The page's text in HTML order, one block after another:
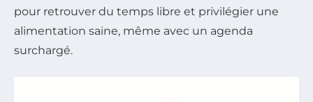
pour retrouver du temps libre et privilégier une
alimentation saine, même avec un agenda
surchargé.